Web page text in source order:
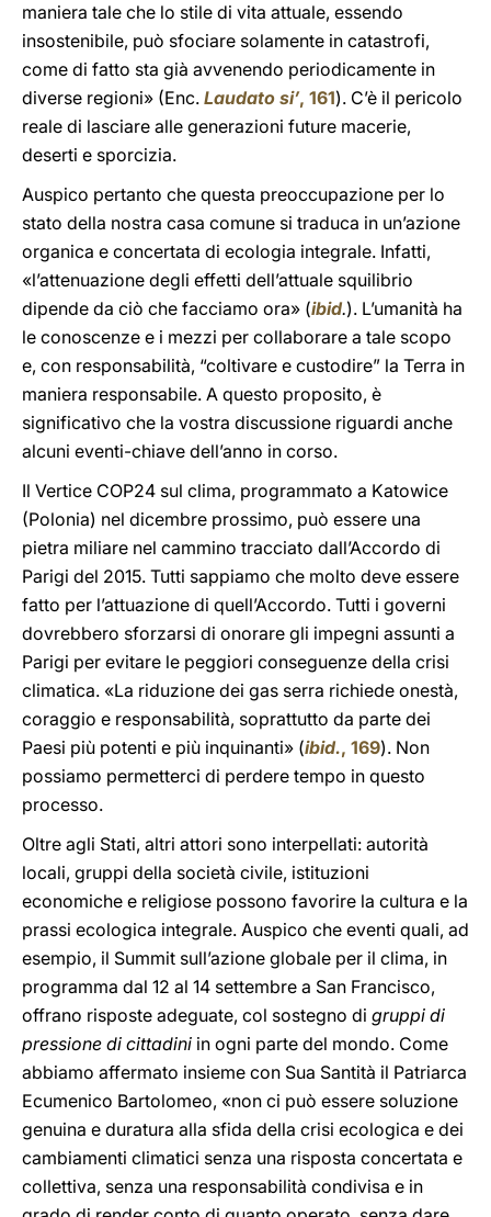
maniera tale che lo stile di vita attuale, essendo
insostenibile, può sfociare solamente in catastrofi,
come di fatto sta già avvenendo periodicamente in
diverse regioni» (Enc. Laudato si’, 161). C’è il pericolo
reale di lasciare alle generazioni future macerie,
deserti e sporcizia.
Auspico pertanto che questa preoccupazione per lo
stato della nostra casa comune si traduca in un’azione
organica e concertata di ecologia integrale. Infatti,
«l’attenuazione degli effetti dell’attuale squilibrio
dipende da ciò che facciamo ora» (ibid.). L’umanità ha
le conoscenze e i mezzi per collaborare a tale scopo
e, con responsabilità, “coltivare e custodire” la Terra in
maniera responsabile. A questo proposito, è
significativo che la vostra discussione riguardi anche
alcuni eventi-chiave dell’anno in corso.
Il Vertice COP24 sul clima, programmato a Katowice
(Polonia) nel dicembre prossimo, può essere una
pietra miliare nel cammino tracciato dall’Accordo di
Parigi del 2015. Tutti sappiamo che molto deve essere
fatto per l’attuazione di quell’Accordo. Tutti i governi
dovrebbero sforzarsi di onorare gli impegni assunti a
Parigi per evitare le peggiori conseguenze della crisi
climatica. «La riduzione dei gas serra richiede onestà,
coraggio e responsabilità, soprattutto da parte dei
Paesi più potenti e più inquinanti» (ibid., 169). Non
possiamo permetterci di perdere tempo in questo
processo.
Oltre agli Stati, altri attori sono interpellati: autorità
locali, gruppi della società civile, istituzioni
economiche e religiose possono favorire la cultura e la
prassi ecologica integrale. Auspico che eventi quali, ad
esempio, il Summit sull’azione globale per il clima, in
programma dal 12 al 14 settembre a San Francisco,
offrano risposte adeguate, col sostegno di gruppi di
pressione di cittadini in ogni parte del mondo. Come
abbiamo affermato insieme con Sua Santità il Patriarca
Ecumenico Bartolomeo, «non ci può essere soluzione
genuina e duratura alla sfida della crisi ecologica e dei
cambiamenti climatici senza una risposta concertata e
collettiva, senza una responsabilità condivisa e in